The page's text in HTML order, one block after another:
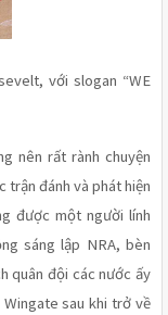
với slogan “WE
nên rất rành chuyện
trận đánh và phát hiện
được một người lính
sáng lập NRA, bèn
quân đội các nước ấy
sau khi trở về